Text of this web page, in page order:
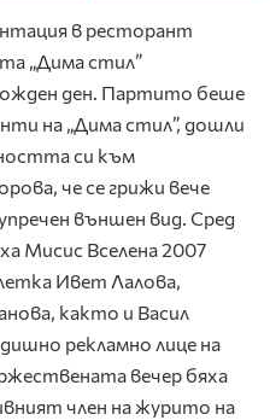
в ресторант
„Дима стил”
ден. Партито беше
на „Дима стил”, дошли
си към
че се грижи вече
външен вид. Сред
Мисис Вселена 2007
Ивет Лалова,
както и Васил
рекламно лице на
вечер бяха
член на журито на